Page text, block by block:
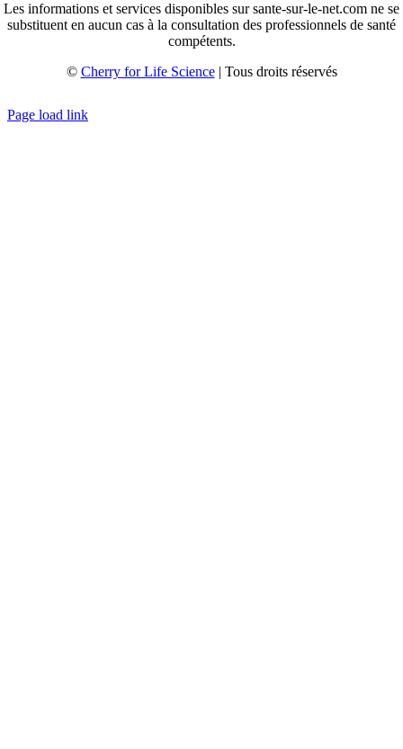
Les informations et services disponibles sur sante-sur-le-net.com ne se
substituent en aucun cas à la consultation des professionnels de santé
compétents.
© Cherry for Life Science| Tous droits réservés
Page load link